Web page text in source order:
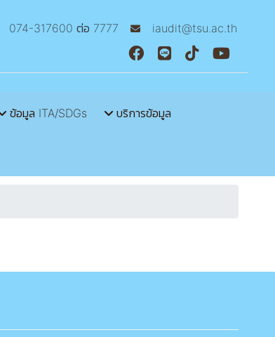
074-317600 ต่อ 7777 iaudit@tsu.ac.th
ข้อมูล ITA/SDGs บริการข้อมูล